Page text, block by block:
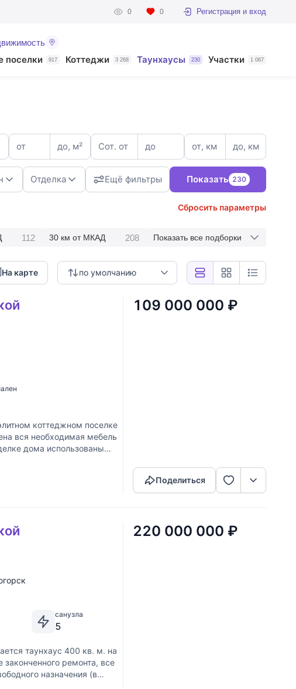
0 0 Регистрация и вход
поселки 917 Коттеджи 3 268 Таунхаусы 230 Участки 1 067
от до, м² Сот. от до от, км до, км
5+
Отделка Ещё фильтры Показать 230
Сбросить параметры
112 30 км от МКАД 208 Показать все подборки
по умолчанию
На карте
коттеджном поселке
вся необходимая мебель
дома использованы
109 000 000 ₽
Поделиться
санузла
5
таунхаус 400 кв. м. на
ремонта, все
назначения (в
220 000 000 ₽